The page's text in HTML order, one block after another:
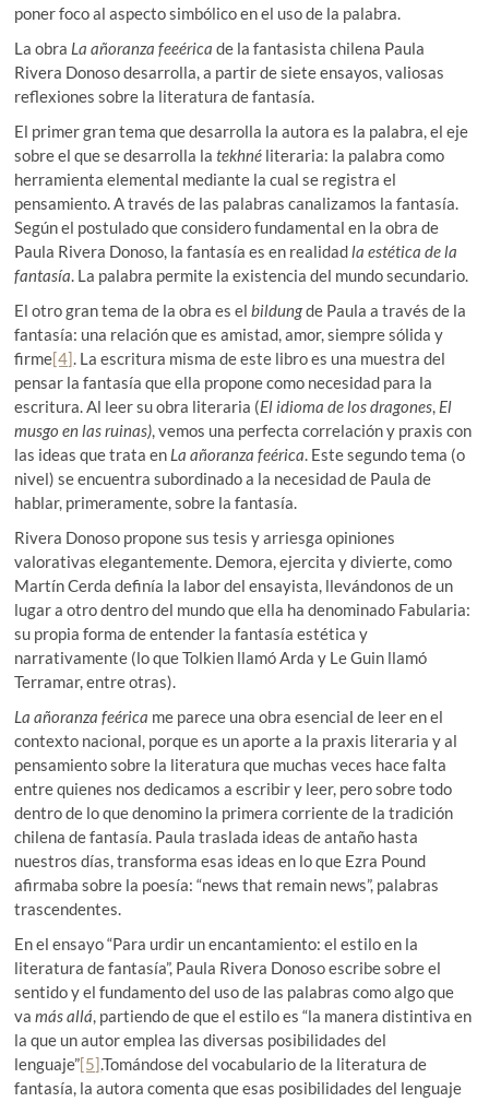
poner foco al aspecto simbólico en el uso de la palabra.
La obra La añoranza feeérica de la fantasista chilena Paula
Rivera Donoso desarrolla, a partir de siete ensayos, valiosas
reflexiones sobre la literatura de fantasía.
El primer gran tema que desarrolla la autora es la palabra, el eje
sobre el que se desarrolla latekhné literaria: la palabra como
herramienta elemental mediante la cual se registra el
pensamiento. A través de las palabras canalizamos la fantasía.
Según el postulado que considero fundamental en la obra de
Paula Rivera Donoso, la fantasía es en realidadla estética de la
fantasía. La palabra permite la existencia del mundo secundario.
El otro gran tema de la obra es elbildungde Paula a través de la
fantasía: una relación que es amistad, amor, siempre sólida y
firme[4]. La escritura misma de este libro es una muestra del
pensar la fantasía que ella propone como necesidad para la
escritura. Al leer su obra literaria (El idioma de los dragones, El
musgo en las ruinas), vemos una perfecta correlación y praxis con
las ideas que trata en La añoranza feérica. Este segundo tema (o
nivel) se encuentra subordinado a la necesidad de Paula de
hablar, primeramente, sobre la fantasía.
Rivera Donoso propone sus tesis y arriesga opiniones
valorativas elegantemente. Demora, ejercita y divierte, como
Martín Cerda definía la labor del ensayista, llevándonos de un
lugar a otro dentro del mundo que ella ha denominado Fabularia:
su propia forma de entender la fantasía estética y
narrativamente (lo que Tolkien llamó Arda y Le Guin llamó
Terramar, entre otras).
La añoranza feérica me parece una obra esencial de leer en el
contexto nacional, porque es un aporte a la praxis literaria y al
pensamiento sobre la literatura que muchas veces hace falta
entre quienes nos dedicamos a escribir y leer, pero sobre todo
dentro de lo que denomino la primera corriente de la tradición
chilena de fantasía. Paula traslada ideas de antaño hasta
nuestros días, transforma esas ideas en lo que Ezra Pound
afirmaba sobre la poesía: “news that remain news”, palabras
trascendentes.
En el ensayo “Para urdir un encantamiento: el estilo en la
literatura de fantasía”, Paula Rivera Donoso escribe sobre el
sentido y el fundamento del uso de las palabras como algo que
vamás allá, partiendo de que el estilo es “la manera distintiva en
la que un autor emplea las diversas posibilidades del
lenguaje”[5].Tomándose del vocabulario de la literatura de
fantasía, la autora comenta que esas posibilidades del lenguaje